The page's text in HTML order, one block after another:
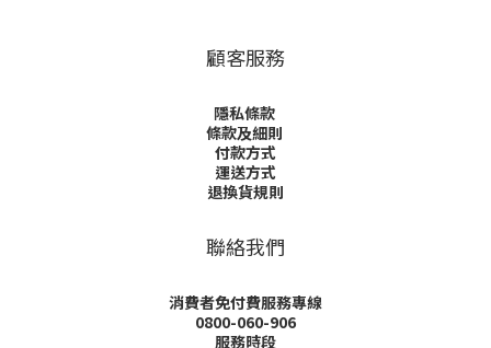
顧客服務
隱私條款
條款及細則
付款方式
運送方式
退換貨規則
聯絡我們
消費者免付費服務專線
0800-060-906
服務時段